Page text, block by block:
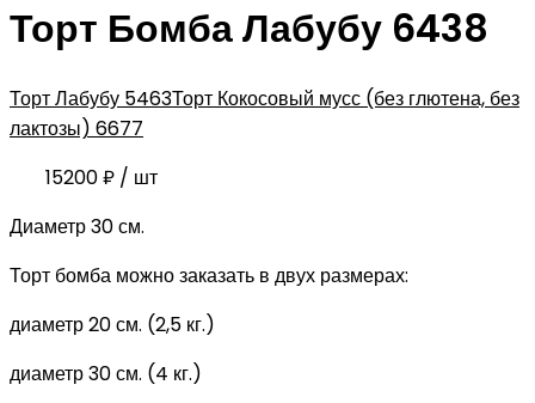
Торт Бомба Лабубу 6438
Торт Лабубу 5463Торт Кокосовый мусс (без глютена, без
лактозы) 6677
15200₽ / шт
Диаметр 30 см.
Торт бомба можно заказать в двух размерах:
диаметр 20 см. (2,5 кг.)
диаметр 30 см. (4 кг.)